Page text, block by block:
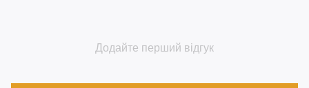
Додайте перший відгук